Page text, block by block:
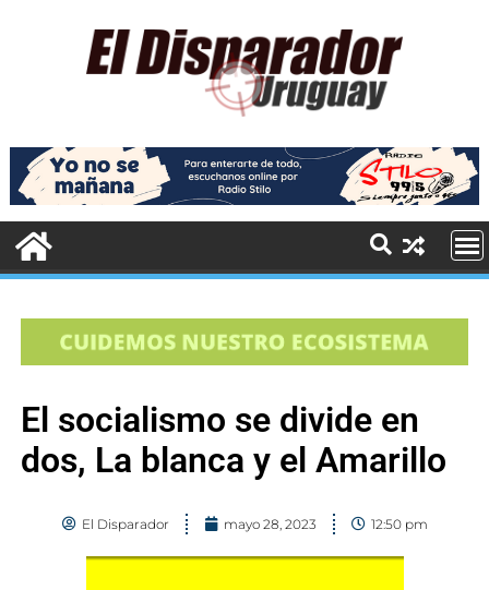
El socialismo se divide en
dos, La blanca y el Amarillo
El Disparador mayo 28, 2023 12:50 pm